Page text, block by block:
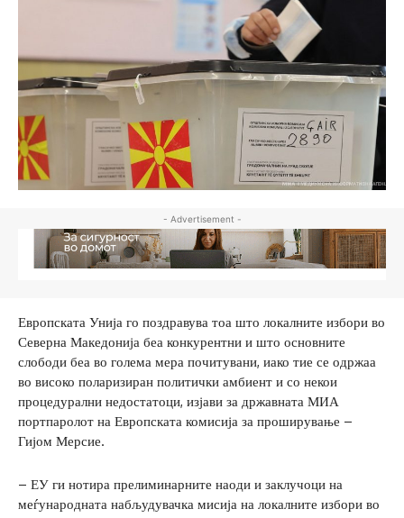
- Advertisement -
Европската Унија го поздравува тоа што локалните избори во
Северна Македонија беа конкурентни и што основните
слободи беа во голема мера почитувани, иако тие се одржаа
во високо поларизиран политички амбиент и со некои
процедурални недостатоци, изјави за државната МИА
портпаролот на Европската комисија за проширување –
Гијом Мерсие.
– ЕУ ги нотира прелиминарните наоди и заклучоци на
меѓународната набљудувачка мисија на локалните избори во